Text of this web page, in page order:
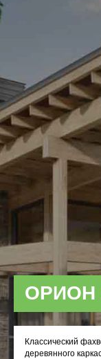
ОРИОН
Классический
деревянного